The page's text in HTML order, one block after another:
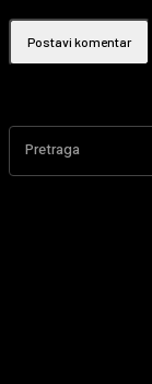
Pretraga